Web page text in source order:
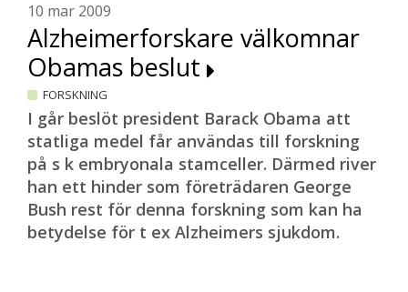
10 mar 2009
Alzheimerforskare välkomnar
Obamas beslut
FORSKNING
I går beslöt president Barack Obama att
statliga medel får användas till forskning
på s k embryonala stamceller. Därmed river
han ett hinder som företrädaren George
Bush rest för denna forskning som kan ha
betydelse för t ex Alzheimers sjukdom.